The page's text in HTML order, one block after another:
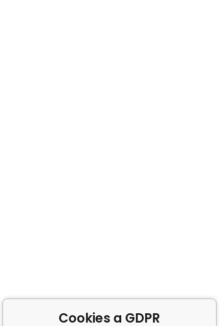
Cookies a GDPR